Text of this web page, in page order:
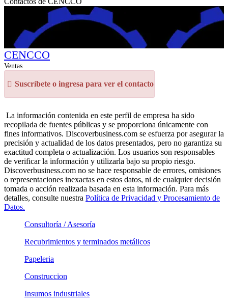
CENCCO
Ventas
Suscríbete o ingresa para ver el contacto
La información contenida en este perfil de empresa ha sido
recopilada de fuentes públicas y se proporciona únicamente con
fines informativos. Discoverbusiness.com se esfuerza por asegurar la
precisión y actualidad de los datos presentados, pero no garantiza su
exactitud completa o actualización. Los usuarios son responsables
de verificar la información y utilizarla bajo su propio riesgo.
Discoverbusiness.com no se hace responsable de errores, omisiones
o representaciones inexactas en estos datos, ni de cualquier decisión
tomada o acción realizada basada en esta información. Para más
detalles, consulte nuestra Política de Privacidad y Procesamiento de
Datos.
Consultoría / Asesoría
Recubrimientos y terminados metálicos
Papeleria
Construccion
Insumos industriales